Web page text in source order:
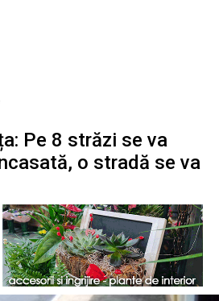
Pe 8 străzi se va
o stradă se va